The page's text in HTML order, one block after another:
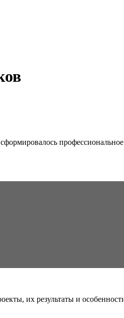
их результаты и